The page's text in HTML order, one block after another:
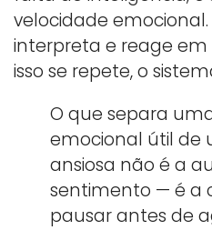
velocidade emocional.
interpreta e reage em
isso se repete, o
O que separa
emocional útil de
ansiosa não é a
sentimento — é a
pausar antes de